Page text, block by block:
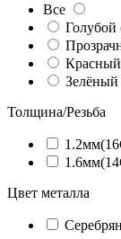
Все
Голубой
Красный
Зелёный
Толщина/Резьба
Цвет металла